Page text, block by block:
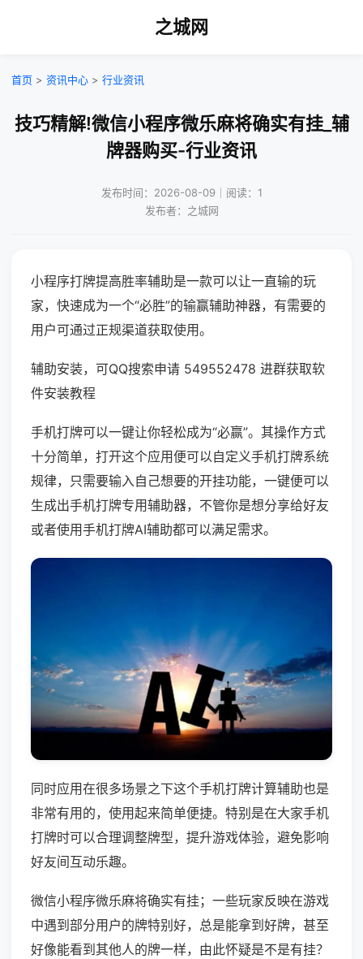
之城网
首页 > 资讯中心 > 行业资讯
技巧精解!微信小程序微乐麻将确实有挂_辅
牌器购买-行业资讯
发布时间：2026-08-09｜阅读：1
发布者：之城网
小程序打牌提高胜率辅助是一款可以让一直输的玩
家，快速成为一个“必胜”的输赢辅助神器，有需要的
用户可通过正规渠道获取使用。
辅助安装，可QQ搜索申请 549552478 进群获取软
件安装教程
手机打牌可以一键让你轻松成为“必赢”。其操作方式
十分简单，打开这个应用便可以自定义手机打牌系统
规律，只需要输入自己想要的开挂功能，一键便可以
生成出手机打牌专用辅助器，不管你是想分享给好友
或者使用手机打牌AI辅助都可以满足需求。
同时应用在很多场景之下这个手机打牌计算辅助也是
非常有用的，使用起来简单便捷。特别是在大家手机
打牌时可以合理调整牌型，提升游戏体验，避免影响
好友间互动乐趣。
微信小程序微乐麻将确实有挂；一些玩家反映在游戏
中遇到部分用户的牌特别好，总是能拿到好牌，甚至
好像能看到其他人的牌一样，由此怀疑是不是有挂？